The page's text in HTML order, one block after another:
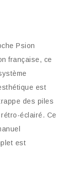
Psion
française, ce
est
des piles
éclairé. Ce
est